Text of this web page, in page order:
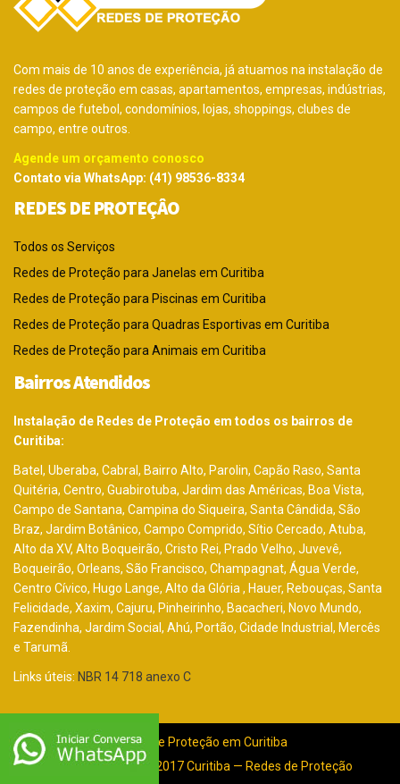
Com mais de 10 anos de experiência, já atuamos na instalação de
redes de proteção em casas, apartamentos, empresas, indústrias,
campos de futebol, condomínios, lojas, shoppings, clubes de
campo, entre outros.
Agende um orçamento conosco
Contato via WhatsApp: (41) 98536-8334
REDES DE PROTEÇÂO
Todos os Serviços
Redes de Proteção para Janelas em Curitiba
Redes de Proteção para Piscinas em Curitiba
Redes de Proteção para Quadras Esportivas em Curitiba
Redes de Proteção para Animais em Curitiba
Bairros Atendidos
Instalação de Redes de Proteção em todos os bairros de
Curitiba:
Batel, Uberaba, Cabral, Bairro Alto, Parolin, Capão Raso, Santa
Quitéria, Centro, Guabirotuba, Jardim das Américas, Boa Vista,
Campo de Santana, Campina do Siqueira, Santa Cândida, São
Braz, Jardim Botânico, Campo Comprido, Sítio Cercado, Atuba,
Alto da XV, Alto Boqueirão, Cristo Rei, Prado Velho, Juvevê,
Boqueirão, Orleans, São Francisco, Champagnat, Água Verde,
Centro Cívico, Hugo Lange, Alto da Glória , Hauer, Rebouças, Santa
Felicidade, Xaxim, Cajuru, Pinheirinho, Bacacheri, Novo Mundo,
Fazendinha, Jardim Social, Ahú, Portão, Cidade Industrial, Mercês
e Tarumã.
Links úteis: NBR 14 718 anexo C
Redes de Proteção em Curitiba
Copyright © 2005–2017 Curitiba — Redes de Proteção